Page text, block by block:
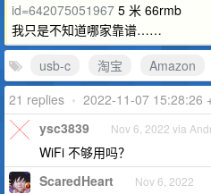
id=642075051967 5 米 66rmb
我只是不知道哪家靠谱……
usb-c
淘宝 Amazon
21 replies • 2022-11-07 15:28:26
ysc3839 Nov 6, 2022 via
WiFi 不够用吗？
ScaredHeart Nov 6, 2022